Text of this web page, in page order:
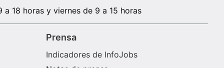
a 18 horas y viernes de 9 a 15 horas
Prensa
Indicadores de InfoJobs